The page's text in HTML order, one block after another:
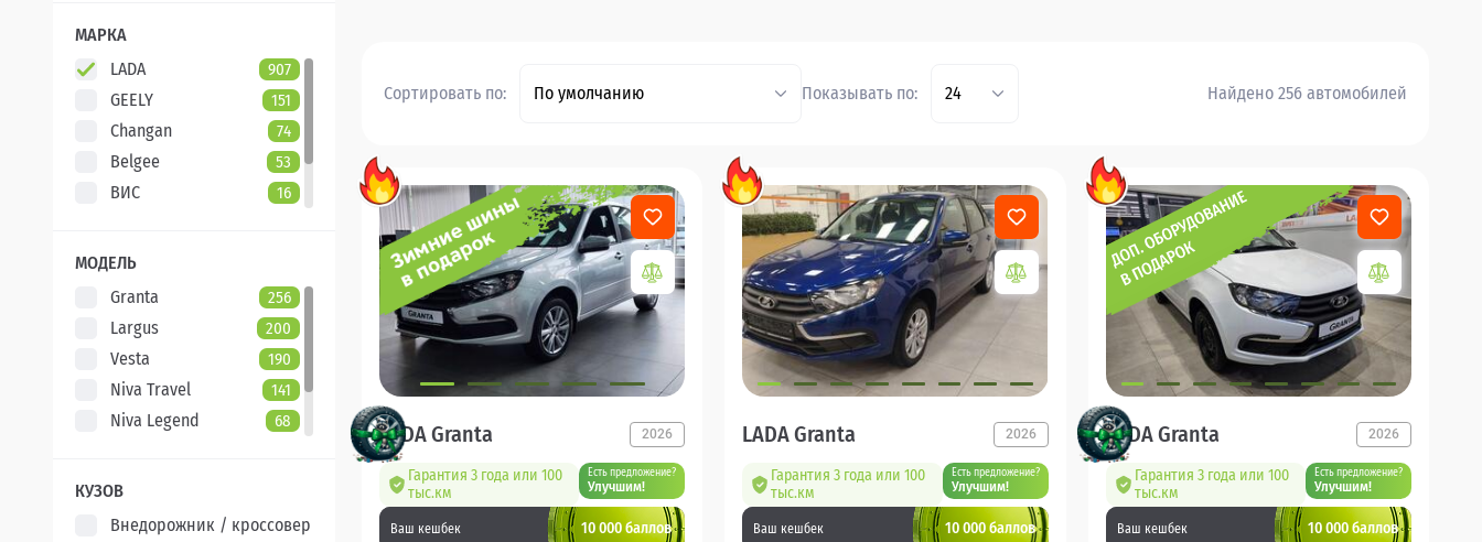
МАРКА
LADA
907
GEELY 151
Changan 74
Belgee 53
ВИС 16
XCITE
МОДЕЛЬ
Granta
256
Largus 200
Vesta 190
Niva Travel 141
Niva Legend 68
Aura
КУЗОВ
Внедорожник / кроссовер
Сортировать по: По умолчанию Показывать по: 24 Найдено 256 автомобилей
LADA Granta 2026
Гарантия 3 года или 100
тыс.км
Есть предложение?
Улучшим!
Ваш кешбек 10 000 баллов
LADA Granta 2026
Гарантия 3 года или 100
тыс.км
Есть предложение?
Улучшим!
Ваш кешбек 10 000 баллов
LADA Granta 2026
Гарантия 3 года или 100
тыс.км
Есть предложение?
Улучшим!
Ваш кешбек 10 000 баллов